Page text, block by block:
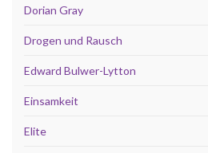
Dorian Gray
Drogen und Rausch
Edward Bulwer-Lytton
Einsamkeit
Elite